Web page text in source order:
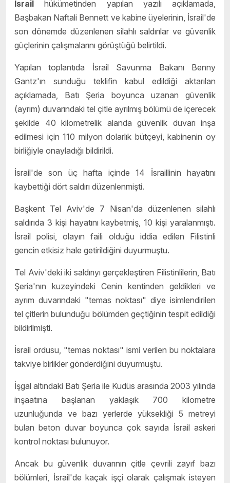
İsrail hükümetinden yapılan yazılı açıklamada,
Başbakan Naftali Bennett ve kabine üyelerinin, İsrail'de
son dönemde düzenlenen silahlı saldırılar ve güvenlik
güçlerinin çalışmalarını görüştüğü belirtildi.
Yapılan toplantıda İsrail Savunma Bakanı Benny
Gantz'ın sunduğu teklifin kabul edildiği aktarılan
açıklamada, Batı Şeria boyunca uzanan güvenlik
(ayrım) duvarındaki tel çitle ayrılmış bölümü de içerecek
şekilde 40 kilometrelik alanda güvenlik duvarı inşa
edilmesi için 110 milyon dolarlık bütçeyi, kabinenin oy
birliğiyle onayladığı bildirildi.
İsrail'de son üç hafta içinde 14 İsraillinin hayatını
kaybettiği dört saldırı düzenlenmişti.
Başkent Tel Aviv'de 7 Nisan'da düzenlenen silahlı
saldırıda 3 kişi hayatını kaybetmiş, 10 kişi yaralanmıştı.
İsrail polisi, olayın faili olduğu iddia edilen Filistinli
gencin etkisiz hale getirildiğini duyurmuştu.
Tel Aviv'deki iki saldırıyı gerçekleştiren Filistinlilerin, Batı
Şeria'nın kuzeyindeki Cenin kentinden geldikleri ve
ayrım duvarındaki "temas noktası" diye isimlendirilen
tel çitlerin bulunduğu bölümden geçtiğinin tespit edildiği
bildirilmişti.
İsrail ordusu, "temas noktası" ismi verilen bu noktalara
takviye birlikler gönderdiğini duyurmuştu.
İşgal altındaki Batı Şeria ile Kudüs arasında 2003 yılında
inşaatına başlanan yaklaşık 700 kilometre
uzunluğunda ve bazı yerlerde yüksekliği 5 metreyi
bulan beton duvar boyunca çok sayıda İsrail askeri
kontrol noktası bulunuyor.
Ancak bu güvenlik duvarının çitle çevrili zayıf bazı
bölümleri, İsrail'de kaçak işçi olarak çalışmak isteyen